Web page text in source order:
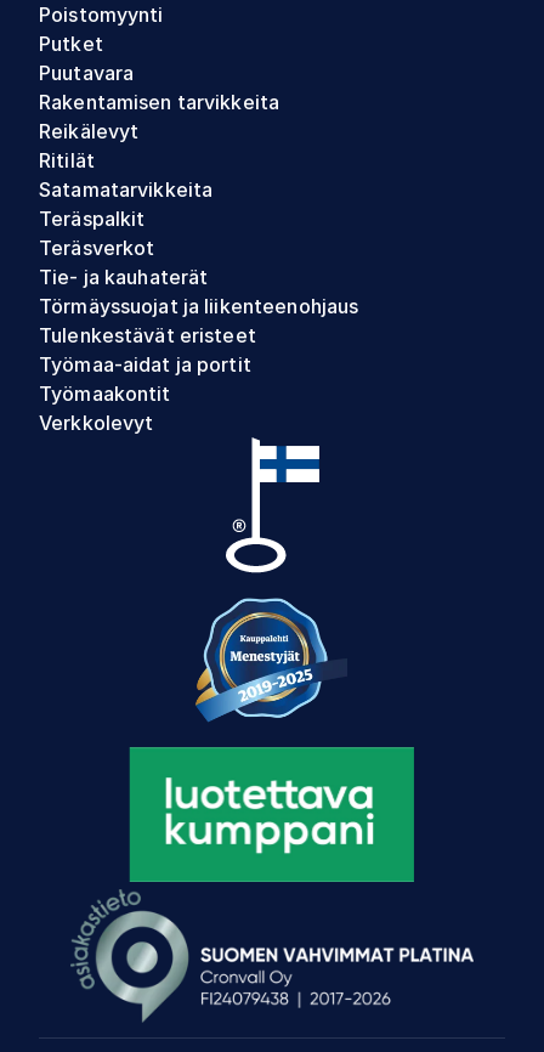
Poistomyynti
Putket
Puutavara
Rakentamisen tarvikkeita
Reikälevyt
Ritilät
Satamatarvikkeita
Teräspalkit
Teräsverkot
Tie- ja kauhaterät
Törmäyssuojat ja liikenteenohjaus
Tulenkestävät eristeet
Työmaa-aidat ja portit
Työmaakontit
Verkkolevyt